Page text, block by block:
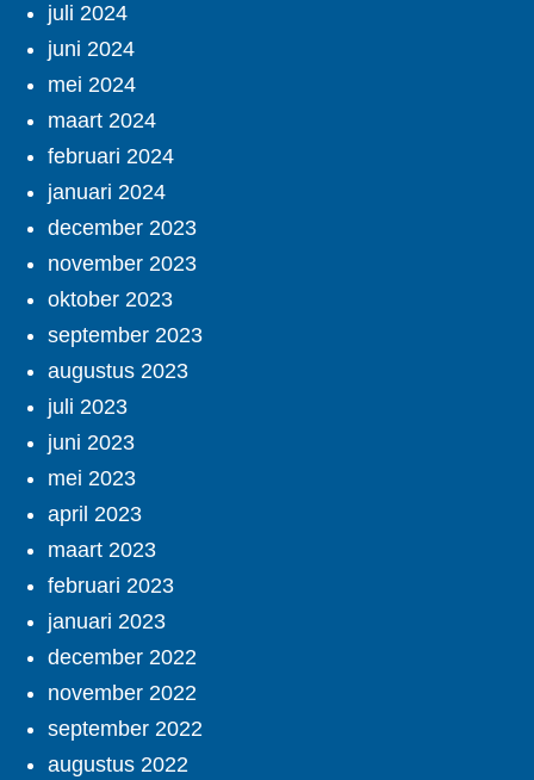
juli 2024
juni 2024
mei 2024
maart 2024
februari 2024
januari 2024
december 2023
november 2023
oktober 2023
september 2023
augustus 2023
juli 2023
juni 2023
mei 2023
april 2023
maart 2023
februari 2023
januari 2023
december 2022
november 2022
september 2022
augustus 2022